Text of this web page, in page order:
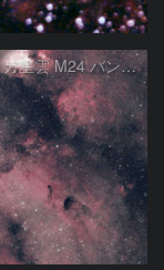
M17 オメガ星雲 M24 バンビの横顔 いて座